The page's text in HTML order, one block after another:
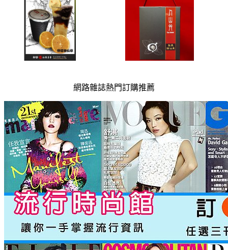
網路雜誌熱門訂購推薦